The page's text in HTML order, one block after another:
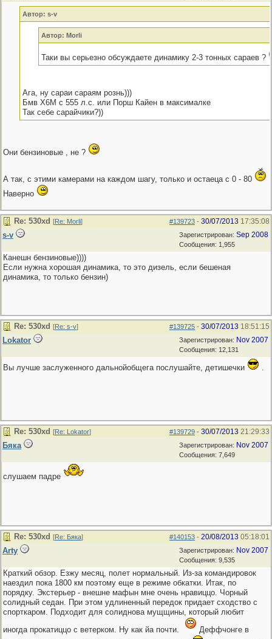
Автор: s-v
Автор: Morli
Таки вы серьезно обсуждаете динамику 2-3 тонных сараев ?
Ага, ну сараи сараям рознь)))
Бмв X6M c 555 л.с. или Порш Кайен в максималке
Так себе сарайчики?))
Они бензиновые , не ?
А так, с этими камерами на каждом шагу, только и остаеца с 0 - 80
Наверно
#139723 - 30/07/2013 17:35:08
Re: 530хd [Re: Morli]
Зарегистрирован: Sep 2008
Сообщения: 1,955
s-v
Канешн бензиновые))))
Если нужна хорошая динамика, то это дизель, если бешеная
динамика, то только бензин)
#139725 - 30/07/2013 18:51:15
Re: 530хd [Re: s-v]
Зарегистрирован: Nov 2007
Сообщения: 12,131
Lokator
Вы лучше заслуженного дальнойобщега послушайте, детишечки .
#139729 - 30/07/2013 21:29:33
Re: 530хd [Re: Lokator]
Зарегистрирован: Nov 2007
Сообщения: 7,649
Бяка
слушаем падре
#140153 - 20/08/2013 05:18:01
Re: 530хd [Re: Бяка]
Зарегистрирован: Nov 2007
Сообщения: 9,535
Arty
Краткий обзор. Езжу месяц, полет нормальный. Из-за командировок
наездил пока 1800 км поэтому еще в режиме обкатки. Итак, по
порядку. Экстерьер - внешне мафын мне очень нравиццо. Чорный
солидный седан. При этом удлиненный передок придает сходство с
спорткаром. Подходит для солиднова мущщины, который любит
иногда прокатиццо с ветерком. Ну как йа почти.
Деффчонге в